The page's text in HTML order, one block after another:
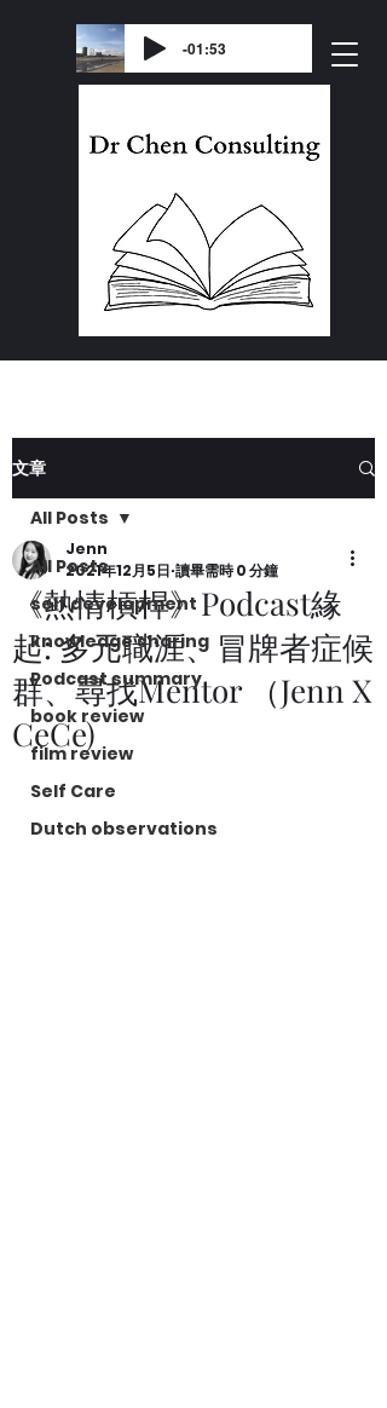
-01:53
文章
All Posts
self development
knowledge sharing
Podcast summary
book review
film review
Self Care
Dutch observations
All Posts
《熱情槓桿》Podcast緣
起: 多元職涯、冒牌者症候
群、尋找Mentor （Jenn X
CeCe)
Jenn
2021年12月5日 讀畢需時 0 分鐘